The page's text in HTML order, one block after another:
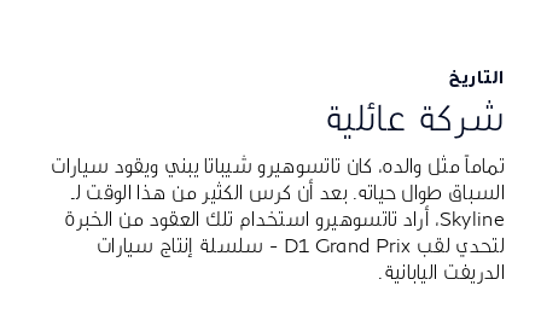
التاريخ
شركة عائلية
تماماً مثل والده، كان تاتسوهيرو شيباتا يبني ويقود سيارات
السباق طوال حياته. بعد أن كرس الكثير من هذا الوقت لـ
Skyline، أراد تاتسوهيرو استخدام تلك العقود من الخبرة
لتحدي لقب D1 Grand Prix - سلسلة إنتاج سيارات
الدريفت اليابانية.